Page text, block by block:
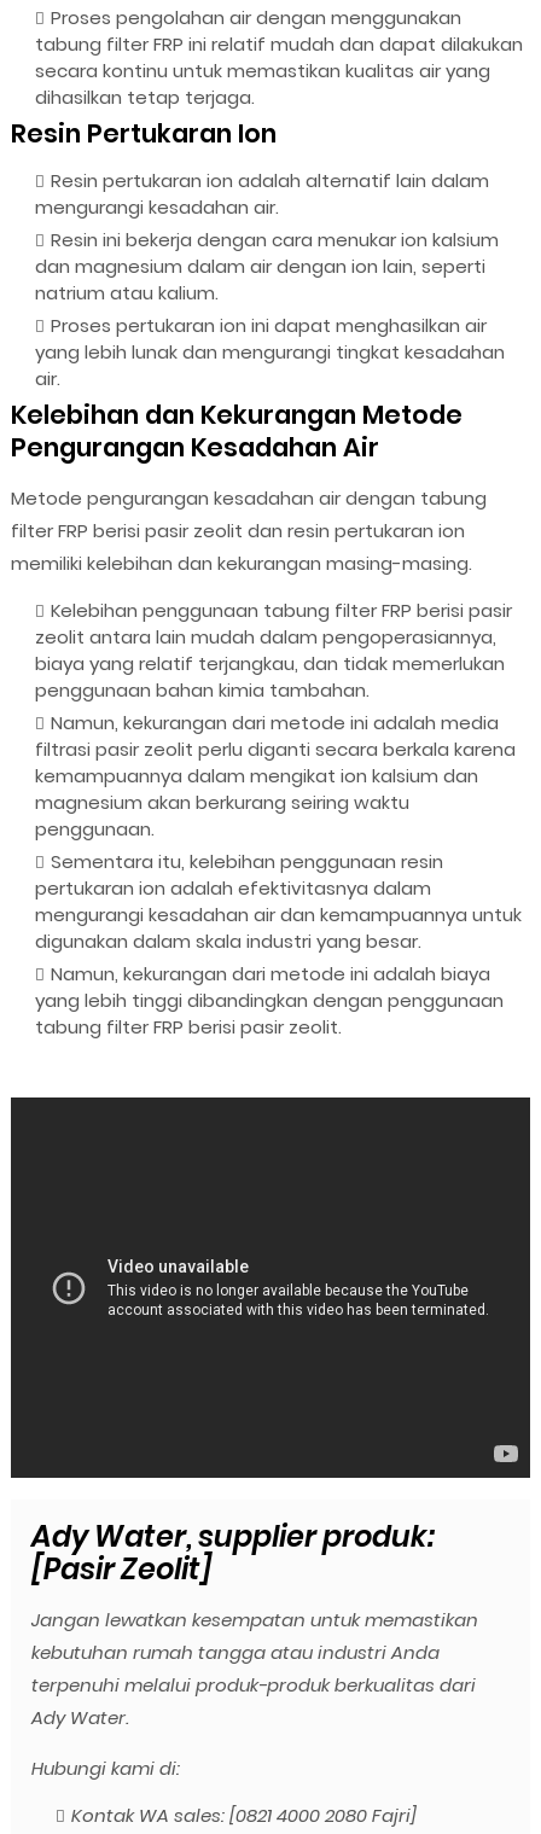
Proses pengolahan air dengan menggunakan
tabung filter FRP ini relatif mudah dan dapat dilakukan
secara kontinu untuk memastikan kualitas air yang
dihasilkan tetap terjaga.
Resin Pertukaran Ion
Resin pertukaran ion adalah alternatif lain dalam
mengurangi kesadahan air.
Resin ini bekerja dengan cara menukar ion kalsium
dan magnesium dalam air dengan ion lain, seperti
natrium atau kalium.
Proses pertukaran ion ini dapat menghasilkan air
yang lebih lunak dan mengurangi tingkat kesadahan
air.
Kelebihan dan Kekurangan Metode
Pengurangan Kesadahan Air
Metode pengurangan kesadahan air dengan tabung
filter FRP berisi pasir zeolit dan resin pertukaran ion
memiliki kelebihan dan kekurangan masing-masing.
Kelebihan penggunaan tabung filter FRP berisi pasir
zeolit antara lain mudah dalam pengoperasiannya,
biaya yang relatif terjangkau, dan tidak memerlukan
penggunaan bahan kimia tambahan.
Namun, kekurangan dari metode ini adalah media
filtrasi pasir zeolit perlu diganti secara berkala karena
kemampuannya dalam mengikat ion kalsium dan
magnesium akan berkurang seiring waktu
penggunaan.
Sementara itu, kelebihan penggunaan resin
pertukaran ion adalah efektivitasnya dalam
mengurangi kesadahan air dan kemampuannya untuk
digunakan dalam skala industri yang besar.
Namun, kekurangan dari metode ini adalah biaya
yang lebih tinggi dibandingkan dengan penggunaan
tabung filter FRP berisi pasir zeolit.
Ady Water, supplier produk:
[Pasir Zeolit]
Jangan lewatkan kesempatan untuk memastikan
kebutuhan rumah tangga atau industri Anda
terpenuhi melalui produk-produk berkualitas dari
Ady Water.
Hubungi kami di:
Kontak WA sales: [0821 4000 2080 Fajri]